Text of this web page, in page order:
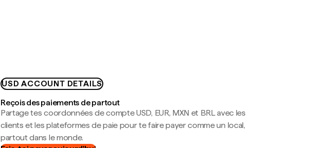
USD ACCOUNT DETAILS
Reçois des paiements de partout
Partage tes coordonnées de compte USD, EUR, MXN et BRL avec les
clients et les plateformes de paie pour te faire payer comme un local,
partout dans le monde.